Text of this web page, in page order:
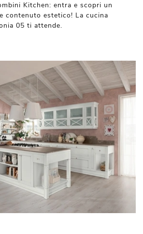
Kitchen: entra e scopri un
contenuto estetico! La cucina
05 ti attende.